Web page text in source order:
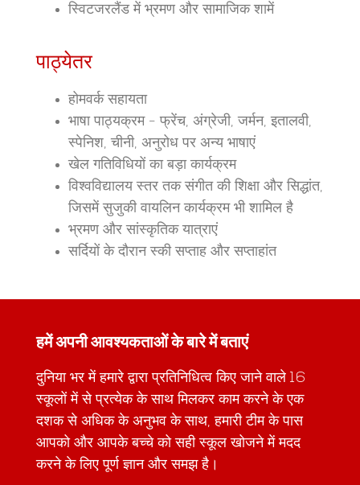
स्विटजरलैंड में भ्रमण और सामाजिक शामें
पाठ्येतर
होमवर्क सहायता
भाषा पाठ्यक्रम - फ्रेंच, अंग्रेजी, जर्मन, इतालवी,
स्पेनिश, चीनी, अनुरोध पर अन्य भाषाएं
खेल गतिविधियों का बड़ा कार्यक्रम
विश्वविद्यालय स्तर तक संगीत की शिक्षा और सिद्धांत,
जिसमें सुजुकी वायलिन कार्यक्रम भी शामिल है
भ्रमण और सांस्कृतिक यात्राएं
सर्दियों के दौरान स्की सप्ताह और सप्ताहांत
हमें अपनी आवश्यकताओं के बारे में बताएं
दुनिया भर में हमारे द्वारा प्रतिनिधित्व किए जाने वाले 16
स्कूलों में से प्रत्येक के साथ मिलकर काम करने के एक
दशक से अधिक के अनुभव के साथ, हमारी टीम के पास
आपको और आपके बच्चे को सही स्कूल खोजने में मदद
करने के लिए पूर्ण ज्ञान और समझ है।